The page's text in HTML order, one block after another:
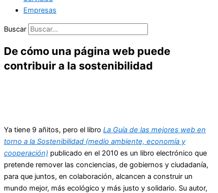
Empresas
Buscar
De cómo una página web puede
contribuir a la sostenibilidad
Ya tiene 9 añitos, pero el libro La Guía de las mejores web en
torno a la Sostenibilidad (medio ambiente, economía y
cooperación) publicado en el 2010 es un libro electrónico que
pretende remover las conciencias, de gobiernos y ciudadanía,
para que juntos, en colaboración, alcancen a construir un
mundo mejor, más ecológico y más justo y solidario. Su autor,